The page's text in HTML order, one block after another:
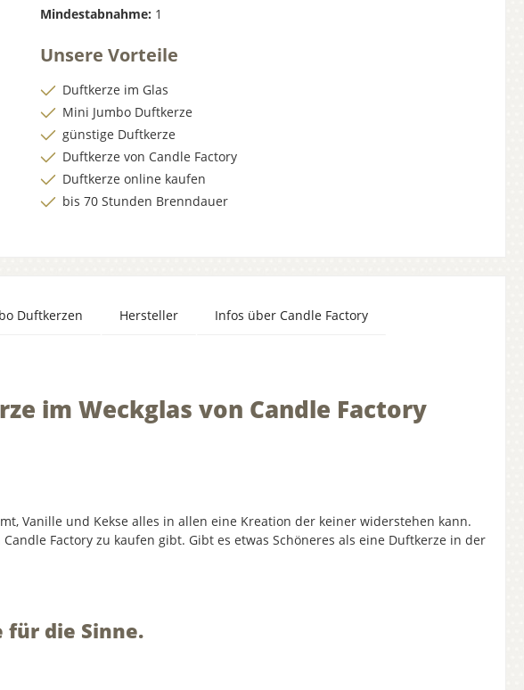
Mindestabnahme: 1
Unsere Vorteile
Duftkerze im Glas
Mini Jumbo Duftkerze
günstige Duftkerze
Duftkerze von Candle Factory
Duftkerze online kaufen
bis 70 Stunden Brenndauer
Duftkerzen Hersteller Infos über Candle Factory
im Weckglas von Candle Factory
Vanille und Kekse alles in allen eine Kreation der keiner widerstehen kann.
Factory zu kaufen gibt. Gibt es etwas Schöneres als eine Duftkerze in der
für die Sinne.